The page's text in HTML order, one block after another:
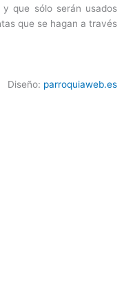
que sólo serán usados
que se hagan a través
Diseño: parroquiaweb.es